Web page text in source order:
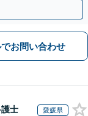
でお問い合わせ
士 愛媛県